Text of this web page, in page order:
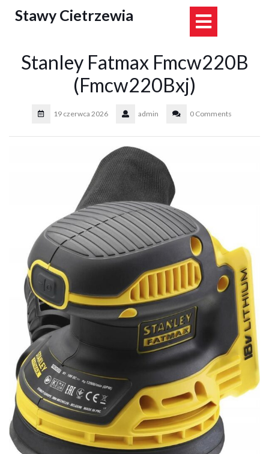
Stawy Cietrzewia
Stanley Fatmax Fmcw220B
(Fmcw220Bxj)
19 czerwca 2026 admin 0 Comments